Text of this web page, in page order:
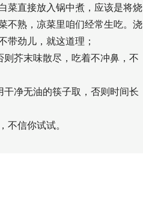
菜直接放入锅中煮，应该是将烧
不熟，凉菜里咱们经常生吃。浇
带劲儿，就这道理；
则芥末味散尽，吃着不冲鼻，不
干净无油的筷子取，否则时间长
不信你试试。